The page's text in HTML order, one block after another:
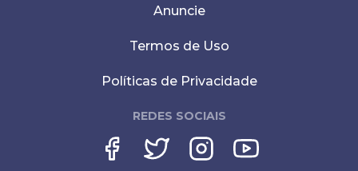
Anuncie
Termos de Uso
Políticas de Privacidade
REDES SOCIAIS